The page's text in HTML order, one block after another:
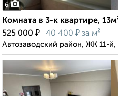
6
Комната в 3-к квартире,
525 000 ₽ 40 400 ₽ за м²
Автозаводский район, ЖК 11-